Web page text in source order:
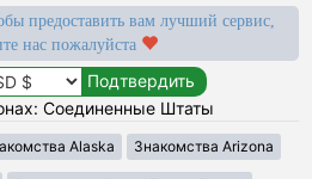
предоставить вам лучший сервис,
нас пожалуйста
Соединенные Штаты
Alaska Знакомства Arizona